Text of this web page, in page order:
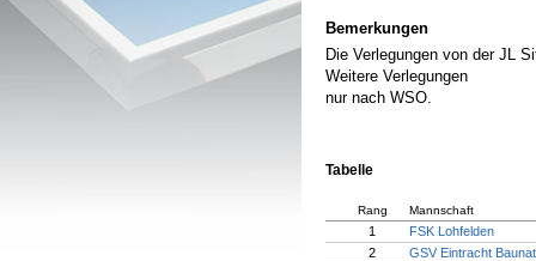
Bemerkungen
Die Verlegungen von der JL
Weitere Verlegungen
nur nach WSO.
Tabelle
Rang Mannschaft
1
FSK Lohfelden
2
GSV Eintracht